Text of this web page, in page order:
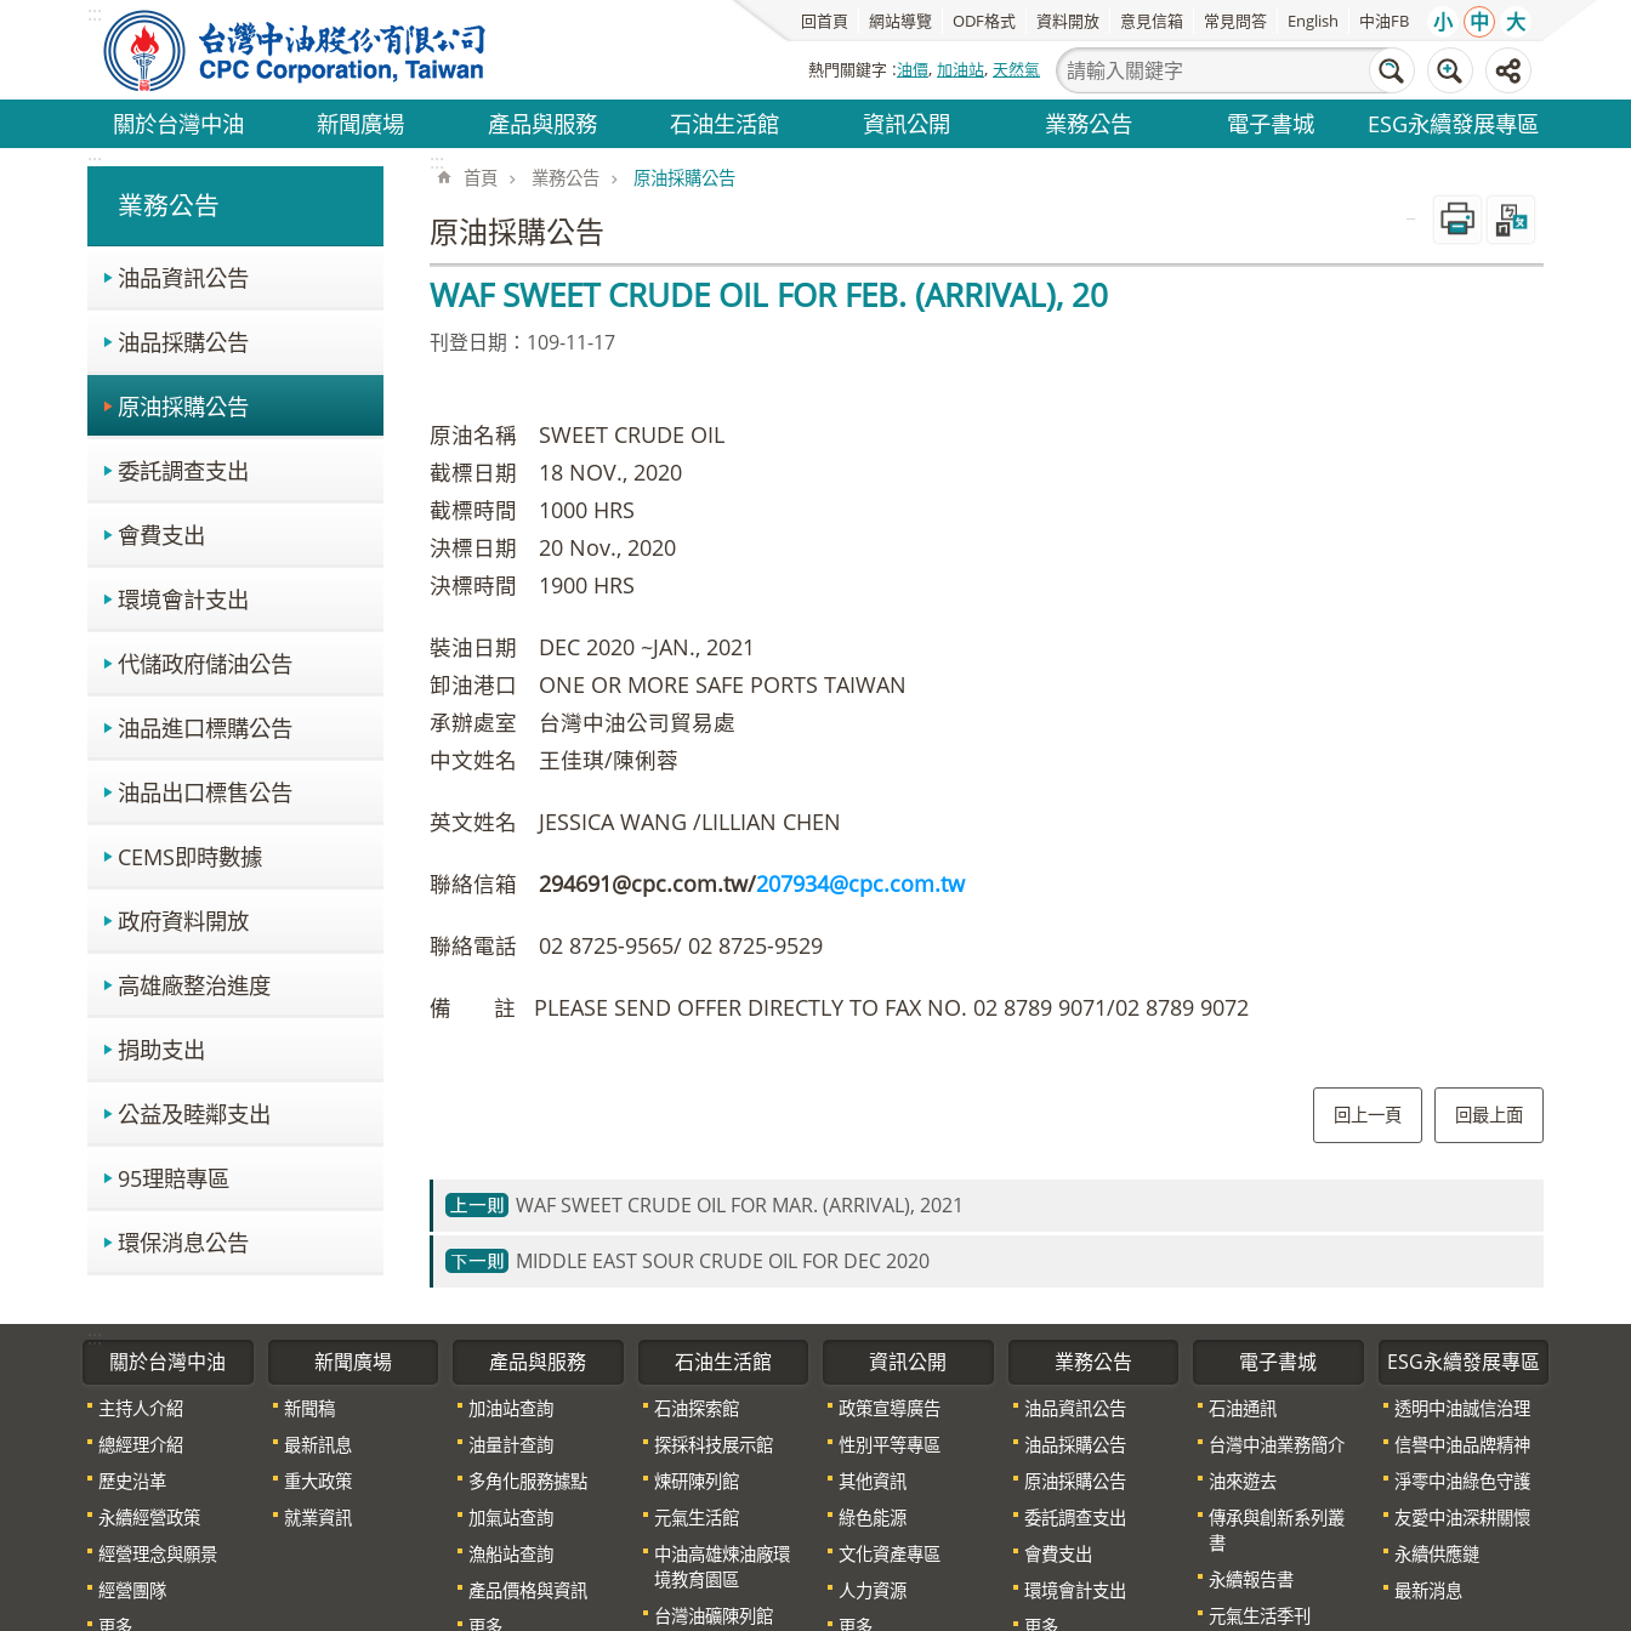
跳到主要內容區塊
::: 回首頁 網站導覽 ODF格式 資料開放 意見信箱 常見問答 English 中油FB 小 中 大
熱門關鍵字 油價 加油站 天然氣
關於台灣中油 新聞廣場 產品與服務 石油生活館 資訊公開 業務公告 電子書城 ESG永續發展專區
:::
業務公告
油品資訊公告
油品採購公告
原油採購公告
委託調查支出
會費支出
環境會計支出
代儲政府儲油公告
油品進口標購公告
油品出口標售公告
CEMS即時數據
政府資料開放
高雄廠整治進度
捐助支出
公益及睦鄰支出
95理賠專區
環保消息公告
:::
首頁 業務公告 原油採購公告
原油採購公告
WAF SWEET CRUDE OIL FOR FEB. (ARRIVAL), 20
刊登日期：109-11-17
原油名稱 SWEET CRUDE OIL
截標日期 18 NOV., 2020
截標時間 1000 HRS
決標日期 20 Nov., 2020
決標時間 1900 HRS
裝油日期 DEC 2020 ~JAN., 2021
卸油港口 ONE OR MORE SAFE PORTS TAIWAN
承辦處室 台灣中油公司貿易處
中文姓名 王佳琪/陳俐蓉
英文姓名 JESSICA WANG /LILLIAN CHEN
聯絡信箱 294691@cpc.com.tw/207934@cpc.com.tw
聯絡電話 02 8725-9565/ 02 8725-9529
備 註 PLEASE SEND OFFER DIRECTLY TO FAX NO. 02 8789 9071/02 8789 9072
回上一頁 回最上面
WAF SWEET CRUDE OIL FOR MAR. (ARRIVAL), 2021
MIDDLE EAST SOUR CRUDE OIL FOR DEC 2020
:::
關於台灣中油
主持人介紹
總經理介紹
歷史沿革
永續經營政策
經營理念與願景
經營團隊
新聞廣場
新聞稿
最新訊息
重大政策
就業資訊
產品與服務
加油站查詢
油量計查詢
多角化服務據點
加氣站查詢
漁船站查詢
產品價格與資訊
石油生活館
石油探索館
探採科技展示館
煉研陳列館
元氣生活館
中油高雄煉油廠環
境教育園區
台灣油礦陳列館
資訊公開
政策宣導廣告
性別平等專區
其他資訊
綠色能源
文化資產專區
人力資源
業務公告
油品資訊公告
油品採購公告
原油採購公告
委託調查支出
會費支出
環境會計支出
電子書城
石油通訊
台灣中油業務簡介
油來遊去
傳承與創新系列叢
書
永續報告書
元氣生活季刊
ESG永續發展專區
透明中油誠信治理
信譽中油品牌精神
淨零中油綠色守護
友愛中油深耕關懷
永續供應鏈
最新消息